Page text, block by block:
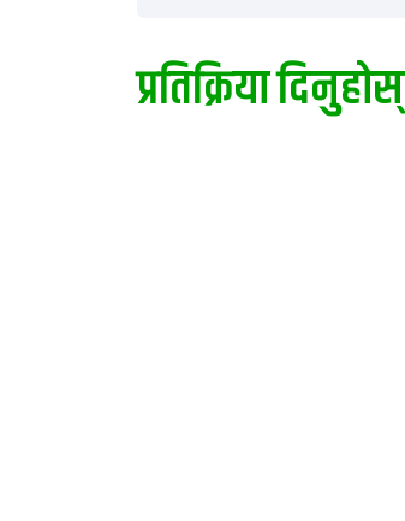
प्रतिक्रिया दिनुहोस्